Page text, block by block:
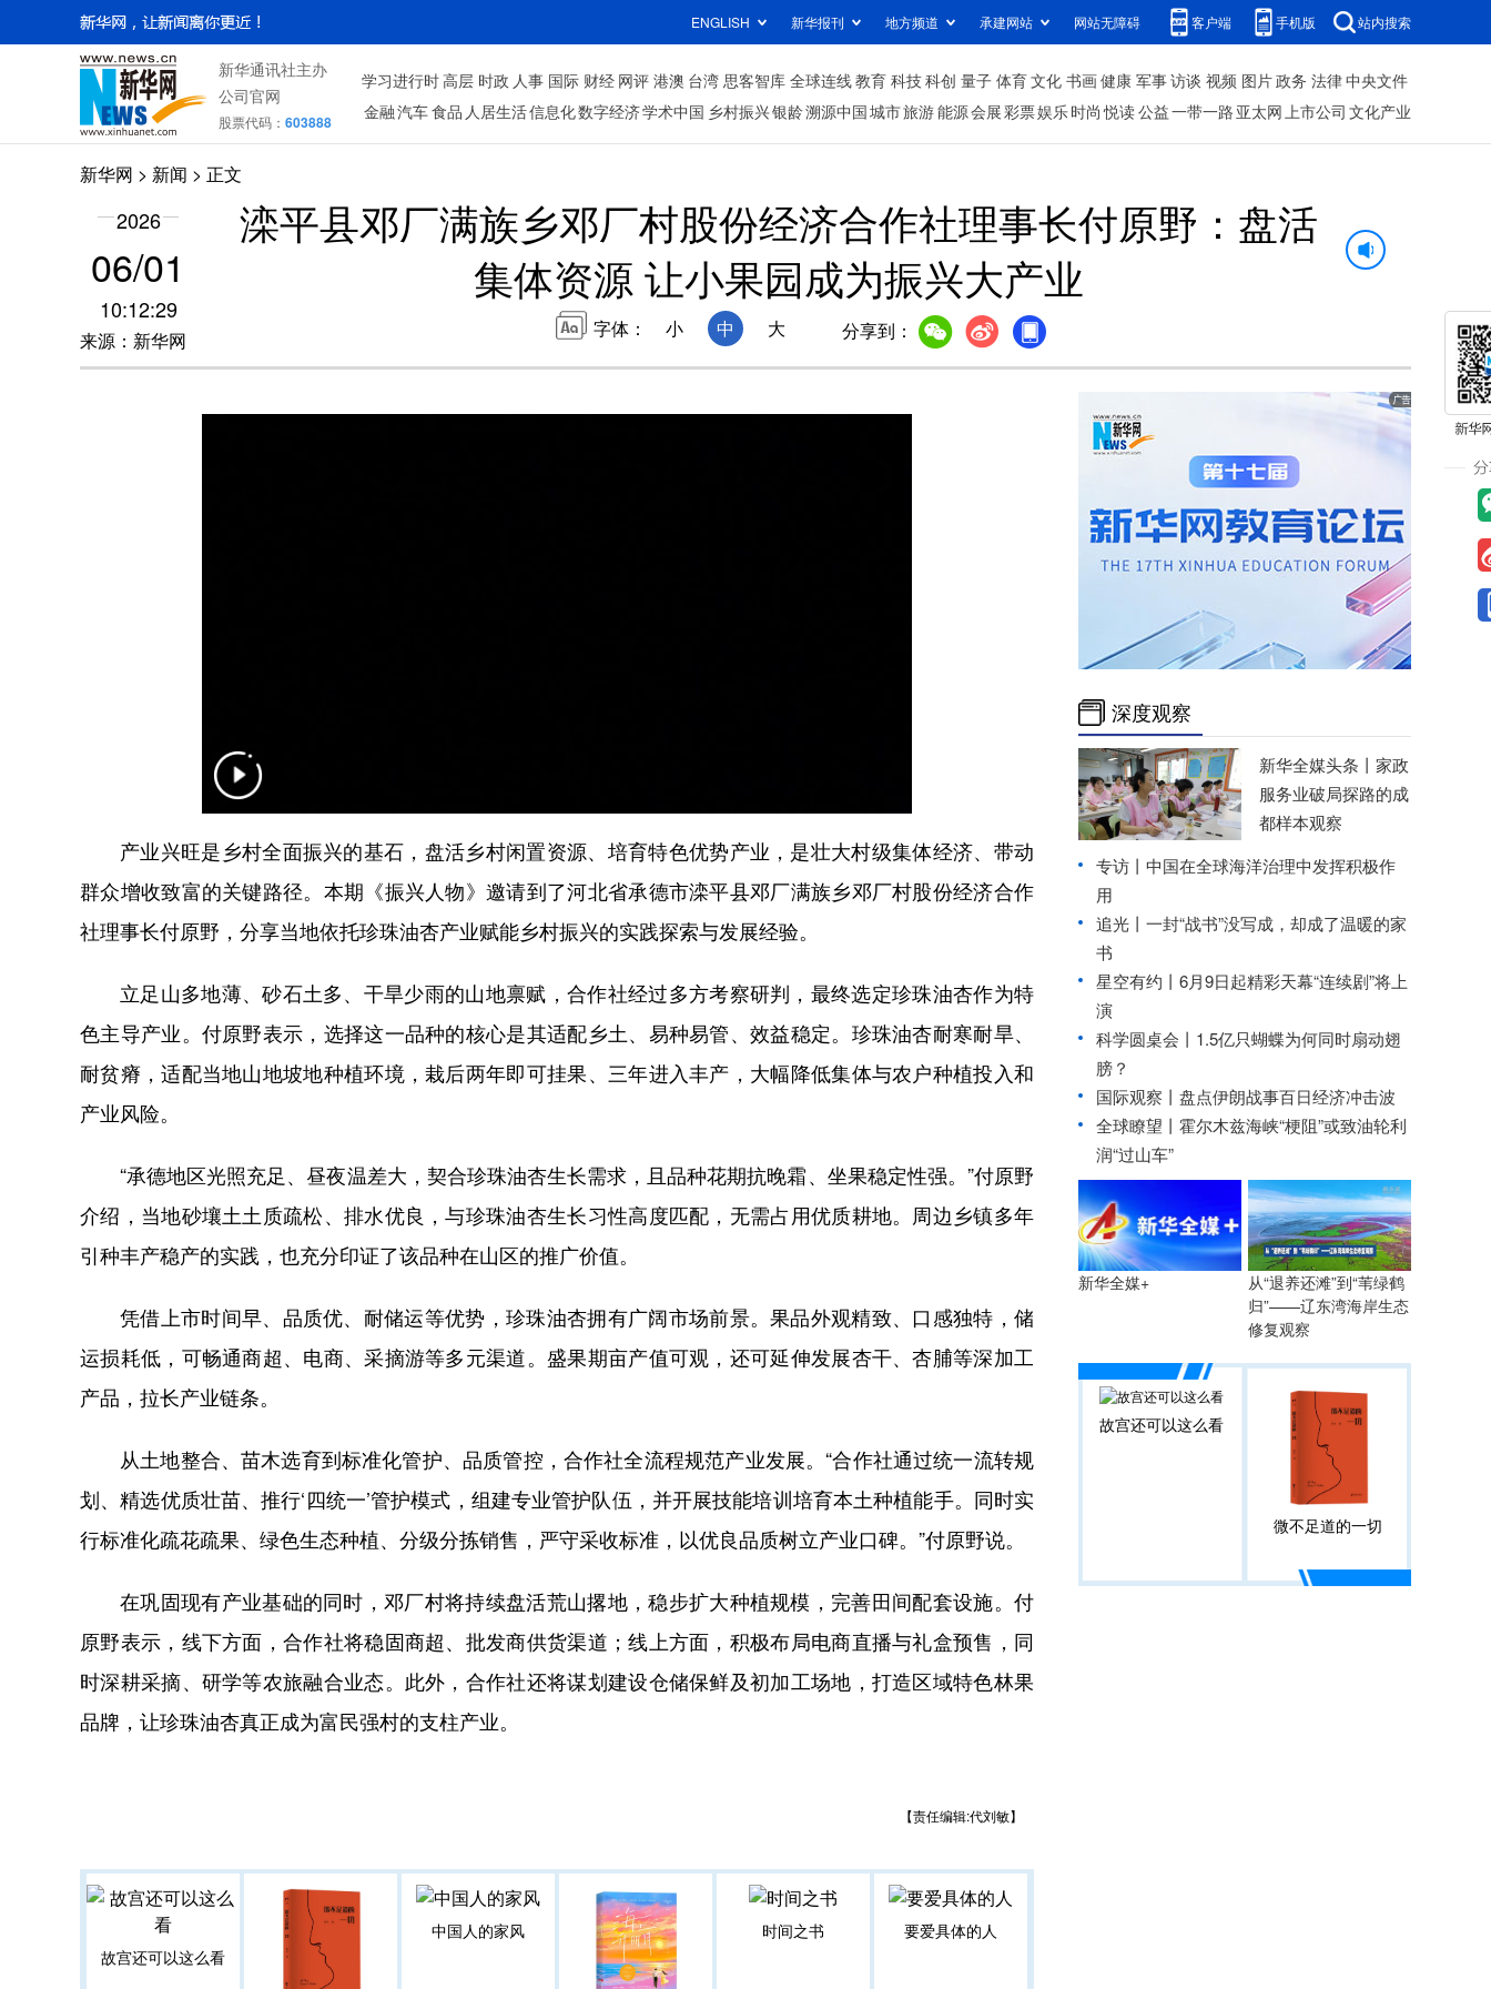
ENGLISH 新华报刊 地方频道 承建网站 网站无障碍 客户端 手机版 站内搜索
新华通讯社主办
公司官网
股票代码： 603888
学习进行时高层 时政 人事 国际 财经 网评 港澳 台湾 思客智库 全球连线教育 科技科创 量子 体育文化 书画健康 军事访谈 视频 图片政务 法律中央文件
金融汽车食品 人居生活信息化数字经济学术中国 乡村振兴银龄溯源中国城市旅游能源会展彩票娱乐时尚 悦读公益一带一路 亚太网上市公司 文化产业
新华网 > 新闻 > 正文
2026
06/01
10:12:29
来源：新华网
滦平县邓厂满族乡邓厂村股份经济合作社理事长付原野：盘活
集体资源 让小果园成为振兴大产业
字体： 小 中 大 分享到：
产业兴旺是乡村全面振兴的基石，盘活乡村闲置资源、培育特色优势产业，是壮大村级集体经济、带动
群众增收致富的关键路径。本期《振兴人物》邀请到了河北省承德市滦平县邓厂满族乡邓厂村股份经济合作
社理事长付原野，分享当地依托珍珠油杏产业赋能乡村振兴的实践探索与发展经验。
立足山多地薄、砂石土多、干旱少雨的山地禀赋，合作社经过多方考察研判，最终选定珍珠油杏作为特
色主导产业。付原野表示，选择这一品种的核心是其适配乡土、易种易管、效益稳定。珍珠油杏耐寒耐旱、
耐贫瘠，适配当地山地坡地种植环境，栽后两年即可挂果、三年进入丰产，大幅降低集体与农户种植投入和
产业风险。
“承德地区光照充足、昼夜温差大，契合珍珠油杏生长需求，且品种花期抗晚霜、坐果稳定性强。”付原野
介绍，当地砂壤土土质疏松、排水优良，与珍珠油杏生长习性高度匹配，无需占用优质耕地。周边乡镇多年
引种丰产稳产的实践，也充分印证了该品种在山区的推广价值。
凭借上市时间早、品质优、耐储运等优势，珍珠油杏拥有广阔市场前景。果品外观精致、口感独特，储
运损耗低，可畅通商超、电商、采摘游等多元渠道。盛果期亩产值可观，还可延伸发展杏干、杏脯等深加工
产品，拉长产业链条。
从土地整合、苗木选育到标准化管护、品质管控，合作社全流程规范产业发展。“合作社通过统一流转规
划、精选优质壮苗、推行‘四统一’管护模式，组建专业管护队伍，并开展技能培训培育本土种植能手。同时实
行标准化疏花疏果、绿色生态种植、分级分拣销售，严守采收标准，以优良品质树立产业口碑。”付原野说。
在巩固现有产业基础的同时，邓厂村将持续盘活荒山撂地，稳步扩大种植规模，完善田间配套设施。付
原野表示，线下方面，合作社将稳固商超、批发商供货渠道；线上方面，积极布局电商直播与礼盒预售，同
时深耕采摘、研学等农旅融合业态。此外，合作社还将谋划建设仓储保鲜及初加工场地，打造区域特色林果
品牌，让珍珠油杏真正成为富民强村的支柱产业。
【责任编辑:代刘敏】
故宫还可以这么看
中国人的家风 时间之书 要爱具体的人
深度观察
新华全媒头条丨 家政
服务业破局探路的成
都样本观察
专访丨中国在全球海洋治理中发挥积极作
用
追光丨 一封“战书”没写成，却成了温暖的家
书
星空有约丨 6月9日起精彩天幕“连续剧”将上
演
科学圆桌会丨1.5亿只蝴蝶为何同时扇动翅
膀？
国际观察丨 盘点伊朗战事百日经济冲击波
全球瞭望丨霍尔木兹海峡“梗阻”或致油轮利
润“过山车”
新华全媒+
从“退养还滩”到“苇绿鹤
归”——辽东湾海岸生态
修复观察
故宫还可以这么看
微不足道的一切